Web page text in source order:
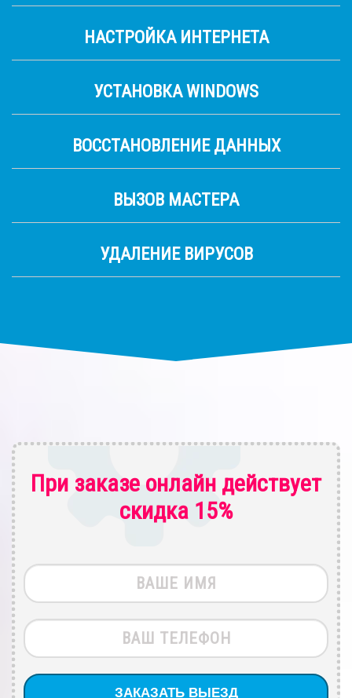
НАСТРОЙКА ИНТЕРНЕТА
УСТАНОВКА WINDOWS
ВОССТАНОВЛЕНИЕ ДАННЫХ
ВЫЗОВ МАСТЕРА
УДАЛЕНИЕ ВИРУСОВ
При заказе онлайн действует
скидка 15%